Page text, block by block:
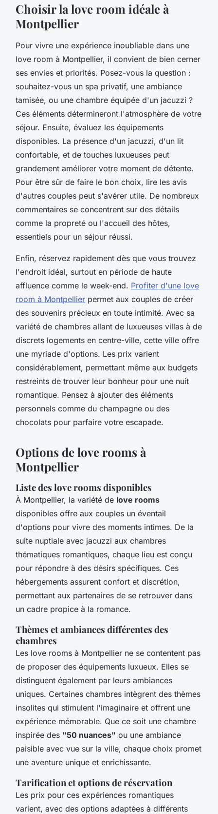
Choisir la love room idéale à
Montpellier
Pour vivre une expérience inoubliable dans une
love room à Montpellier, il convient de bien cerner
ses envies et priorités. Posez-vous la question :
souhaitez-vous un spa privatif, une ambiance
tamisée, ou une chambre équipée d'un jacuzzi ?
Ces éléments détermineront l'atmosphère de votre
séjour. Ensuite, évaluez les équipements
disponibles. La présence d'un jacuzzi, d'un lit
confortable, et de touches luxueuses peut
grandement améliorer votre moment de détente.
Pour être sûr de faire le bon choix, lire les avis
d'autres couples peut s'avérer utile. De nombreux
commentaires se concentrent sur des détails
comme la propreté ou l'accueil des hôtes,
essentiels pour un séjour réussi.
Enfin, réservez rapidement dès que vous trouvez
l'endroit idéal, surtout en période de haute
affluence comme le week-end. Profiter d'une love
room à Montpellier permet aux couples de créer
des souvenirs précieux en toute intimité. Avec sa
variété de chambres allant de luxueuses villas à de
discrets logements en centre-ville, cette ville offre
une myriade d'options. Les prix varient
considérablement, permettant même aux budgets
restreints de trouver leur bonheur pour une nuit
romantique. Pensez à ajouter des éléments
personnels comme du champagne ou des
chocolats pour parfaire votre escapade.
Options de love rooms à
Montpellier
Liste des love rooms disponibles
À Montpellier, la variété de love rooms
disponibles offre aux couples un éventail
d'options pour vivre des moments intimes. De la
suite nuptiale avec jacuzzi aux chambres
thématiques romantiques, chaque lieu est conçu
pour répondre à des désirs spécifiques. Ces
hébergements assurent confort et discrétion,
permettant aux partenaires de se retrouver dans
un cadre propice à la romance.
Thèmes et ambiances différentes des
chambres
Les love rooms à Montpellier ne se contentent pas
de proposer des équipements luxueux. Elles se
distinguent également par leurs ambiances
uniques. Certaines chambres intègrent des thèmes
insolites qui stimulent l'imaginaire et offrent une
expérience mémorable. Que ce soit une chambre
inspirée des "50 nuances" ou une ambiance
paisible avec vue sur la ville, chaque choix promet
une aventure unique et enrichissante.
Tarification et options de réservation
Les prix pour ces expériences romantiques
varient, avec des options adaptées à différents